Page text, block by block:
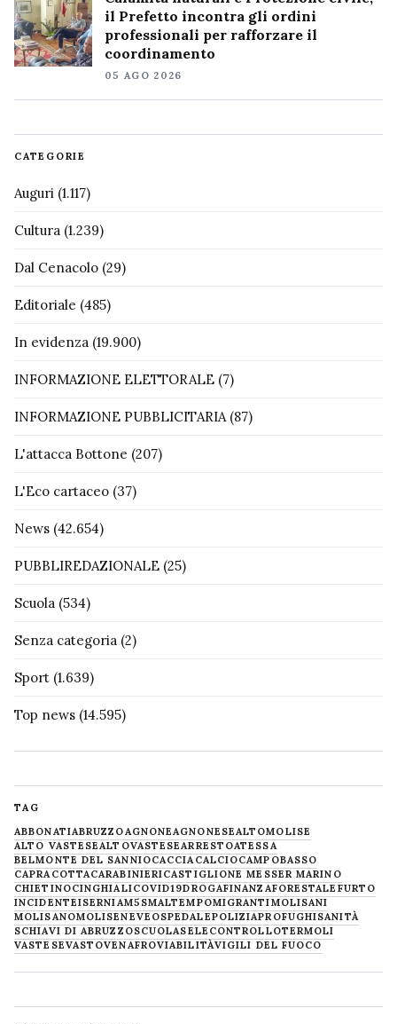
il Prefetto incontra gli ordini
professionali per rafforzare il
coordinamento
05 AGO 2026
CATEGORIE
Auguri (1.117)
Cultura (1.239)
Dal Cenacolo (29)
Editoriale (485)
In evidenza (19.900)
INFORMAZIONE ELETTORALE (7)
INFORMAZIONE PUBBLICITARIA(87)
L'attacca Bottone (207)
L'Eco cartaceo (37)
News (42.654)
PUBBLIREDAZIONALE (25)
Scuola (534)
Senza categoria (2)
Sport (1.639)
Top news (14.595)
TAG
ABBONATIABRUZZOAGNONEAGNONESEALTOMOLISE
ALTO VASTESEALTOVASTESEARRESTOATESSA
BELMONTE DEL SANNIOCACCIACALCIOCAMPOBASSO
CAPRACOTTACARABINIERICASTIGLIONE MESSER MARINO
CHIETINOCINGHIALICOVID19DROGAFINANZAFORESTALE FURTO
INCIDENTEISERNIAM5SMALTEMPOMIGRANTIMOLISANI
MOLISANOMOLISENEVE OSPEDALEPOLIZIAPROFUGHISANITÀ
SCHIAVI DI ABRUZZOSCUOLASELECONTROLLOTERMOLI
VASTESEVASTOVENAFROVIABILITÀVIGILI DEL FUOCO